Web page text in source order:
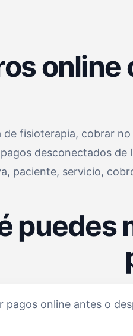
online
de fisioterapia, cobrar
desconectados de
paciente, servicio,
puedes
pagos online antes o